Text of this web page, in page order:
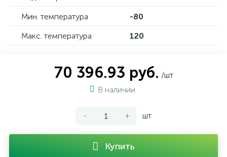
Мин. температура
-80
Макс. температура
120
70 396.93 руб. /шт
В наличии
- + шт
Купить